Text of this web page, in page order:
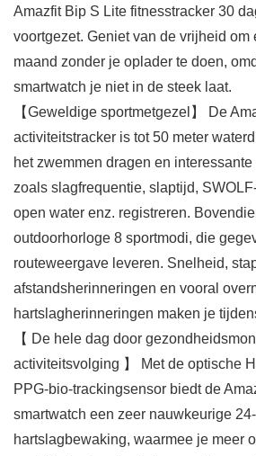
Amazfit Bip S Lite fitnesstracker 30
voortgezet. Geniet van de vrijheid om
maand zonder je oplader te doen,
smartwatch je niet in de steek laat.
【Geweldige sportmetgezel】 De
activiteitstracker is tot 50 meter
het zwemmen dragen en
zoals slagfrequentie, slaptijd,
open water enz. registreren.
outdoorhorloge 8 sportmodi, die
routeweergave leveren. Snelheid,
afstandsherinneringen en vooral
hartslagherinneringen maken je
【 De hele dag door
activiteitsvolging 】 Met de optische
PPG-bio-trackingsensor biedt de
smartwatch een zeer nauwkeurige
hartslagbewaking, waarmee je meer